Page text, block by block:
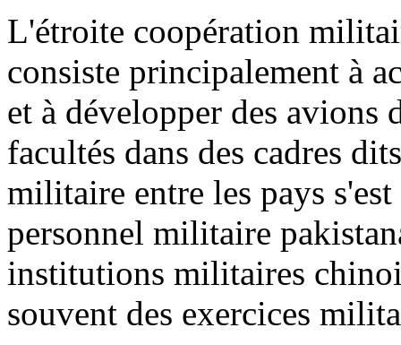
L'étroite coopération
consiste principalement à
et à développer des avions
facultés dans des cadres
militaire entre les pays
personnel militaire
institutions militaires
souvent des exercices